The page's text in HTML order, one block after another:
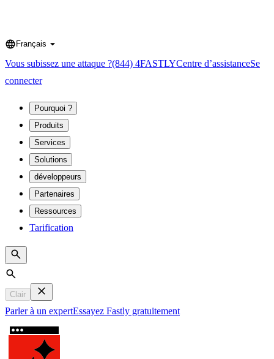
Language
Français
Vous subissez une attaque ?(844) 4FASTLYCentre d’assistanceSe
connecter
Pourquoi ?
Produits
Services
Solutions
développeurs
Partenaires
Ressources
Tarification
Search
Clair
Parler à un expertEssayez Fastly gratuitement